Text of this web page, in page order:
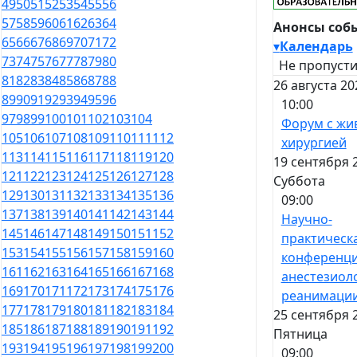
495051 5253545556
5758596061626364
6566676869707172
7374757677787980
8182838485868788
8990919293949596
979899100101102103104
105106107108109110111112
113114115116117118119120
121122123124125126127128
129130131132133134135136
137138139140141142143144
145146147148149150151152
153154155156157158159160
161162163164165166167168
169170171172173174175176
177178179180181182183184
185186187188189190191192
193194195196197198199200
Анонсы
▾Календарь
Не
26 августа
10:00
Форум с
хирургией
19 сентября
Суббота
09:00
Научно-
25 сентября
Пятница
09:00